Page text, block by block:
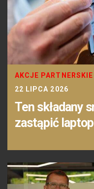
AKCJE PARTNERSKIE
22 LIPCA 2026
Ten składany
zastąpić